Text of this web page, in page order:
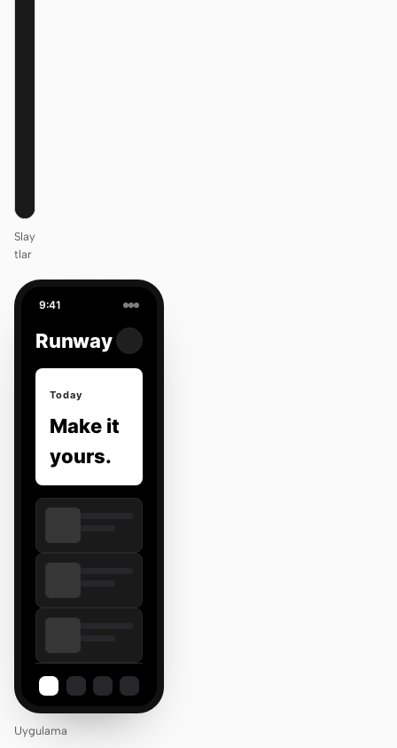
Slay
tlar
9:41
Runway
Today
Make it
yours.
Uygulama